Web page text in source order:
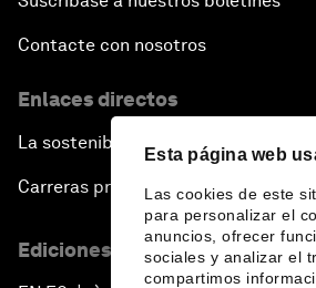
Esta página web
Las cookies de este
para personalizar el
anuncios, ofrecer
sociales y analizar el
compartimos
Contacte con nosotros
Enlaces directos
La sostenibilidad en el Foro
Carreras profesionales
Ediciones en otros idiomas